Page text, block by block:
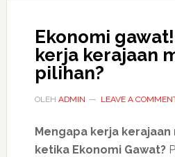
Ekonomi
kerja kerajaan
pilihan?
OLEH ADMIN LEAVE A
Mengapa kerja
ketika Ekonomi Gawat?